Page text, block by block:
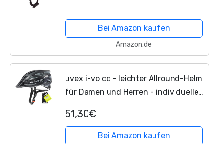
Innenring-System
Bei Amazon kaufen
Amazon.de
uvex i-vo cc - leichter Allround-Helm
für Damen und Herren - individuelle
LED-Licht - black matt - 56-60 cm
51,30€
Bei Amazon kaufen